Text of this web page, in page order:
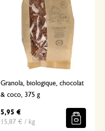
Granola, biologique, chocolat
& coco, 375 g
5,95 €
15,87 € / kg